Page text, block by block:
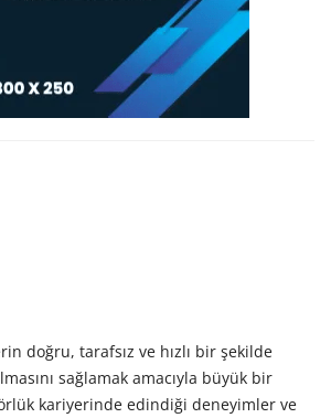
doğru, tarafsız ve hızlı bir şekilde
sağlamak amacıyla büyük bir
kariyerinde edindiği deneyimler ve